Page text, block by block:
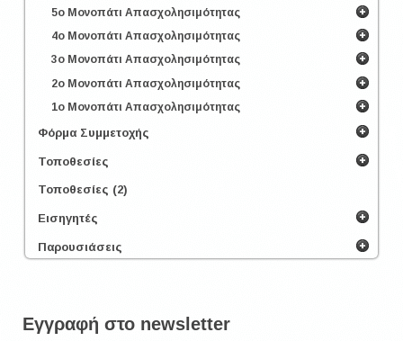
5ο Μονοπάτι Απασχολησιμότητας
4ο Μονοπάτι Απασχολησιμότητας
3ο Μονοπάτι Απασχολησιμότητας
2ο Μονοπάτι Απασχολησιμότητας
1ο Μονοπάτι Απασχολησιμότητας
Φόρμα Συμμετοχής
Τοποθεσίες
Τοποθεσίες (2)
Εισηγητές
Παρουσιάσεις
Εγγραφή στο newsletter